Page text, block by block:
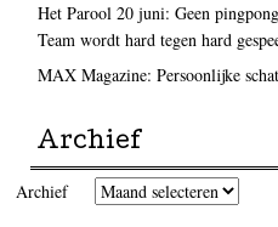
Het Parool 20 juni: Geen
Team wordt hard tegen hard
MAX Magazine: Persoonlijke
Archief
Archief